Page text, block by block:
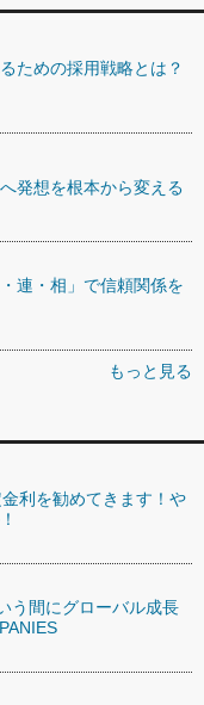
ための採用戦略とは？
発想を根本から変える
連・相」で信頼関係を
もっと見る
利を勧めてきます！や
う間にグローバル成長